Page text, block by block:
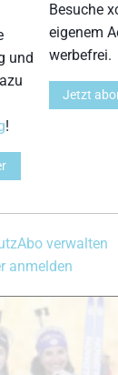
Eric Perrot
vor
2025
das Einzel
Quentin Fillon
wird
und
!
Besuche
eigenem
werbefrei.
Jetzt
Abo verwalten
anmelden